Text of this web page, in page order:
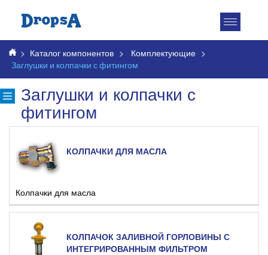
Toggle
> Каталог компонентов > Комплектующие >
Заглушки и колпачки с фитингом
Заглушки и колпачки с
фитингом
КОЛПАЧКИ ДЛЯ МАСЛА
Колпачки для масла
КОЛПАЧОК ЗАЛИВНОЙ ГОРЛОВИНЫ С
ИНТЕГРИРОВАННЫМ ФИЛЬТРОМ